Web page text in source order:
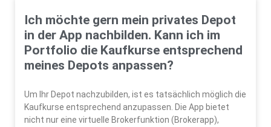
Ich möchte gern mein privates Depot
in der App nachbilden. Kann ich im
Portfolio die Kaufkurse entsprechend
meines Depots anpassen?
Um Ihr Depot nachzubilden, ist es tatsächlich möglich die
Kaufkurse entsprechend anzupassen. Die App bietet
nicht nur eine virtuelle Brokerfunktion (Brokerapp),